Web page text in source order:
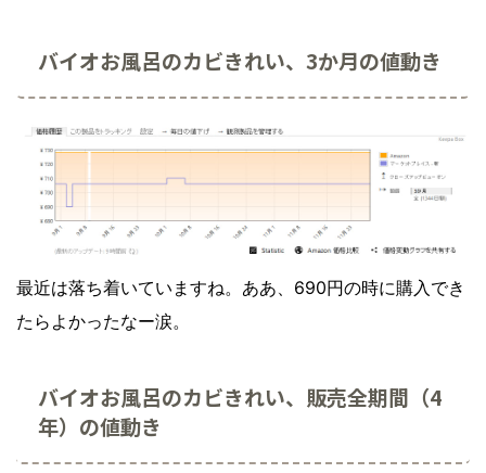
バイオお風呂のカビきれい、3か月の値動き
最近は落ち着いていますね。ああ、690円の時に購入でき
たらよかったなー涙。
バイオお風呂のカビきれい、販売全期間（4
年）の値動き